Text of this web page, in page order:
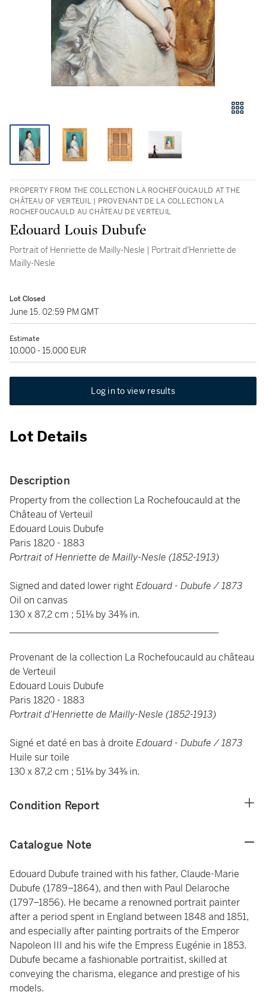
PROPERTY FROM THE COLLECTION LA ROCHEFOUCAULD AT THE
CHÂTEAU OF VERTEUIL | PROVENANT DE LA COLLECTION LA
ROCHEFOUCAULD AU CHÂTEAU DE VERTEUIL
Edouard Louis Dubufe
Portrait of Henriette de Mailly-Nesle | Portrait d'Henriette de
Mailly-Nesle
Lot Closed
June 15, 02:59 PM GMT
Estimate
10,000 - 15,000 EUR
Log in to view results
Lot Details
Description
Property from the collection La Rochefoucauld at the
Château of Verteuil
Edouard Louis Dubufe
Paris 1820 - 1883
Portrait of Henriette de Mailly-Nesle (1852-1913)
Signed and dated lower rightEdouard - Dubufe / 1873
Oil on canvas
130 x 87,2 cm ; 51⅛ by 34⅜ in.
Provenant de la collection La Rochefoucauld au château
de Verteuil
Edouard Louis Dubufe
Paris 1820 - 1883
Portrait d'Henriette de Mailly-Nesle (1852-1913)
Signé et daté en bas à droite Edouard - Dubufe / 1873
Huile sur toile
130 x 87,2 cm ; 51⅛ by 34⅜ in.
Condition Report
Catalogue Note
Edouard Dubufe trained with his father, Claude-Marie
Dubufe (1789–1864), and then with Paul Delaroche
(1797–1856). He became a renowned portrait painter
after a period spent in England between 1848 and 1851,
and especially after painting portraits of the Emperor
Napoleon III and his wife the Empress Eugénie in 1853.
Dubufe became a fashionable portraitist, skilled at
conveying the charisma, elegance and prestige of his
models.